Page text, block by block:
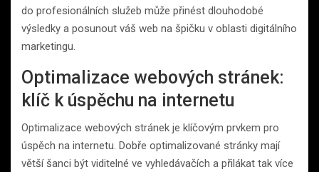
do profesionálních služeb může přinést dlouhodobé
výsledky a posunout váš web na špičku v oblasti digitálního
marketingu.
Optimalizace webových stránek:
klíč k úspěchu na internetu
Optimalizace webových stránek je klíčovým prvkem pro
úspěch na internetu. Dobře optimalizované stránky mají
větší šanci být viditelné ve vyhledávačích a přilákat tak více